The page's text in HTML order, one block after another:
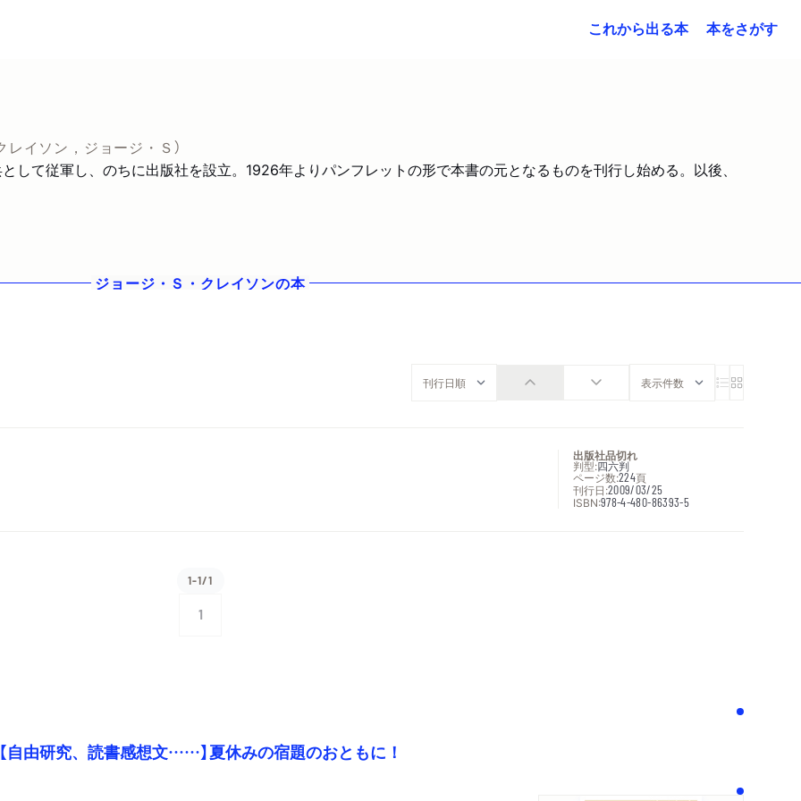
これから出る本 本をさがす
レイソン，ジョージ・Ｓ）
して従軍し、のちに出版社を設立。1926年よりパンフレットの形で本書の元となるものを刊行し始める。以後、
ジョージ・Ｓ・クレイソンの本
出版社品切れ
判型:四六判
ページ数:224頁
刊行日:2009/03/25
ISBN:978-4-480-86393-5
1-1/1
1
自由研究、読書感想文……】夏休みの宿題のおともに！